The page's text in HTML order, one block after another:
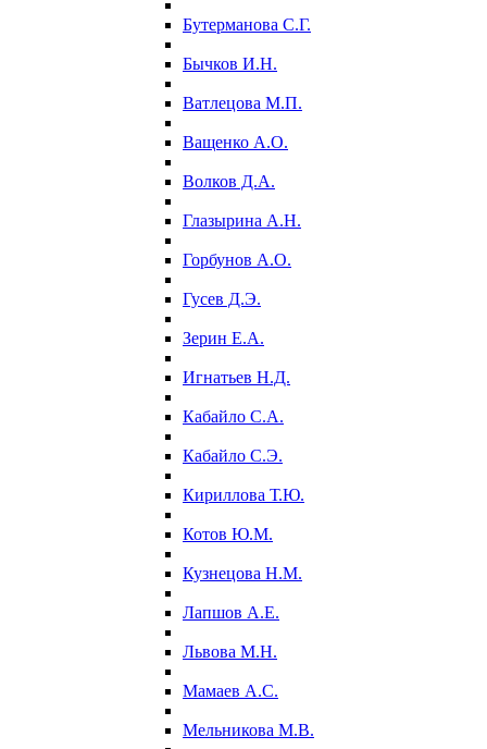
Бутерманова С.Г.
Бычков И.Н.
Ватлецова М.П.
Ващенко А.О.
Волков Д.А.
Глазырина А.Н.
Горбунов А.О.
Гусев Д.Э.
Зерин Е.А.
Игнатьев Н.Д.
Кабайло С.А.
Кабайло С.Э.
Кириллова Т.Ю.
Котов Ю.М.
Кузнецова Н.М.
Лапшов А.Е.
Львова М.Н.
Мамаев А.С.
Мельникова М.В.